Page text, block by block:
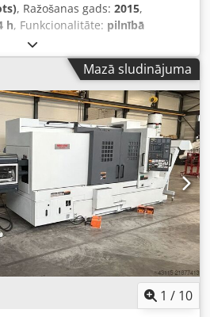
, Ražošanas gads: 2015,
h, Funkcionalitāte: pilnībā
31i-MODELIS B5 INSTRUMENTU
PATCENTRĒJOŠI ČUKAS
HSK INSTRUMENTIMazā sludinājuma
1 / 10